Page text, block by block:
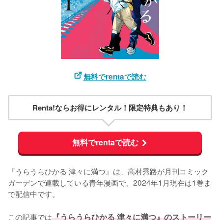
無料でrentaで読む
Renta!ならお得にレンタル！限定特典もあり！
無料でrentaで読む
『うらうらひかる 津々に満つ』は、高村秀路が月刊コミック
ガーデンで連載している青年漫画で、2024年1月現在は1巻ま
で配信中です。
この記事では『うらうらひかる 津々に満つ』のストーリー